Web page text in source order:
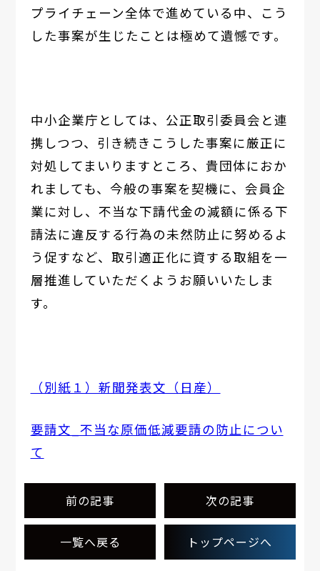
プライチェーン全体で進めている中、こう
した事案が生じたことは極めて遺憾です。
中小企業庁としては、公正取引委員会と連
携しつつ、引き続きこうした事案に厳正に
対処してまいりますところ、貴団体におか
れましても、今般の事案を契機に、会員企
業に対し、不当な下請代金の減額に係る下
請法に違反する行為の未然防止に努めるよ
う促すなど、取引適正化に資する取組を一
層推進していただくようお願いいたしま
す。
（別紙１）新聞発表文（日産）
要請文_不当な原価低減要請の防止につい
て
前の記事
一覧へ戻る
次の記事
トップページへ